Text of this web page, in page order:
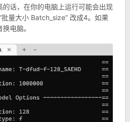
话，在你的电脑上运行可能会出现
量大小 Batch_size” 改成4。如果
电脑。